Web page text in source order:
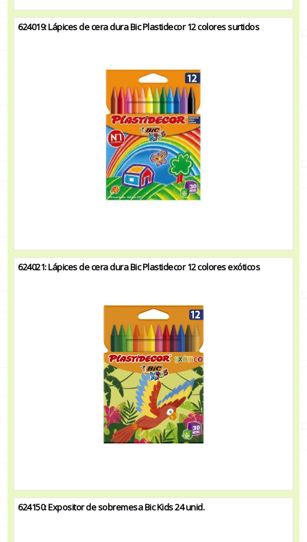
624019: Lápices de cera dura Bic Plastidecor 12 colores surtidos
624021: Lápices de cera dura Bic Plastidecor 12 colores exóticos
624150: Expositor de sobremesa Bic Kids 24 unid.